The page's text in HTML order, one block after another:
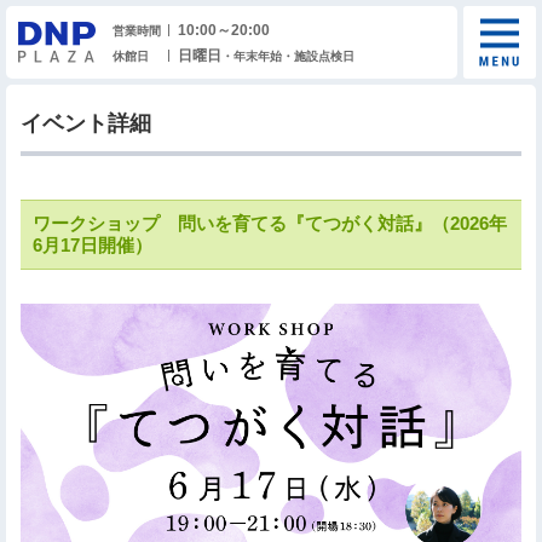
営業時間 10:00～20:00
休館日 日曜日 ・年末年始・施設点検日
イベント詳細
ワークショップ 問いを育てる『てつがく対話』（2026年
6月17日開催）